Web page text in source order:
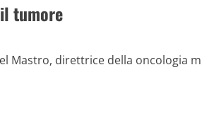
tumore
Mastro, direttrice della oncologia